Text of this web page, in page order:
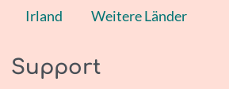
Irland Weitere Länder
Support